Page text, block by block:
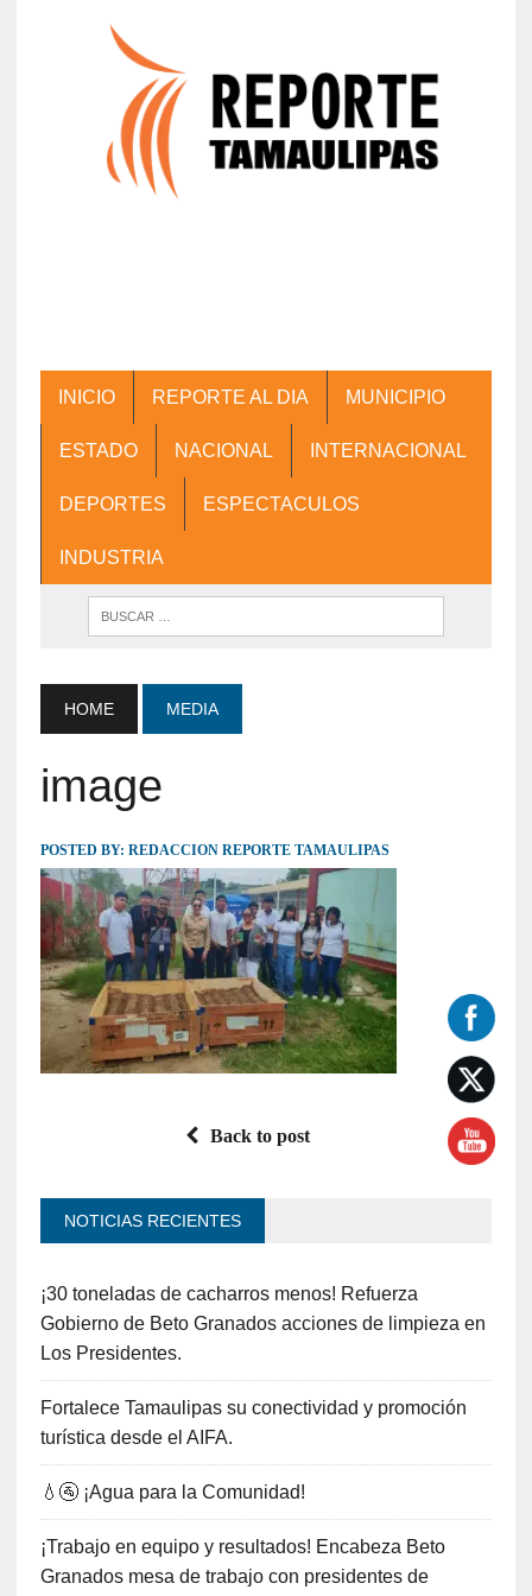
INICIO REPORTE AL DIA MUNICIPIO
ESTADO NACIONAL INTERNACIONAL
DEPORTES ESPECTACULOS
INDUSTRIA
HOME MEDIA
image
POSTED BY: REDACCION REPORTE TAMAULIPAS
Back to post
NOTICIAS RECIENTES
¡30 toneladas de cacharros menos! Refuerza
Gobierno de Beto Granados acciones de limpieza en
Los Presidentes.
Fortalece Tamaulipas su conectividad y promoción
turística desde el AIFA.
💧🚰 ¡Agua para la Comunidad!
¡Trabajo en equipo y resultados! Encabeza Beto
Granados mesa de trabajo con presidentes de